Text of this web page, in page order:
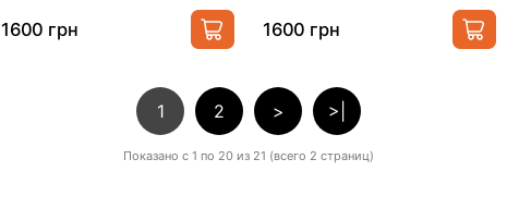
1600 грн 1600 грн
1 2 > >|
Показано с 1 по 20 из 21 (всего 2 страниц)